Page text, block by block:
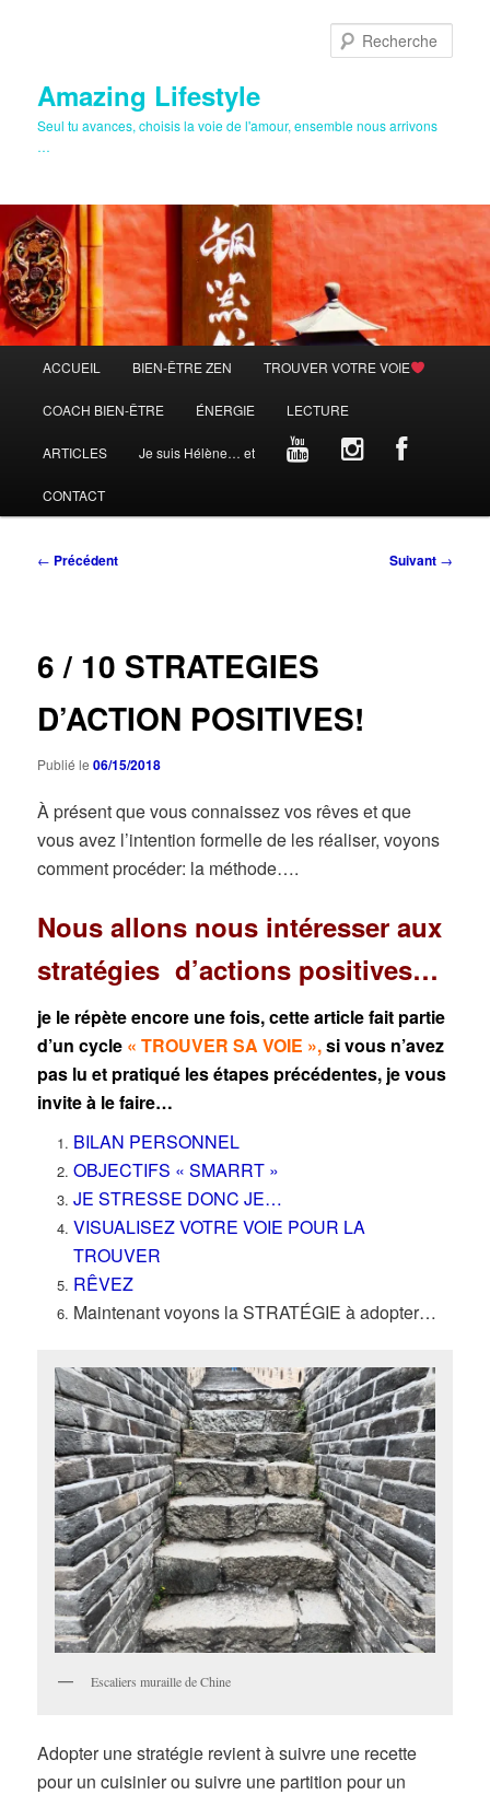
Amazing Lifestyle
Seul tu avances, choisis la voie de l'amour, ensemble nous arrivons
…
principal
ACCUEIL BIEN-ÊTRE ZEN TROUVER VOTRE VOIE
COACH BIEN-ÊTRE ÉNERGIE LECTURE
ARTICLES Je suis Hélène… et
CONTACT
Navigation
← Précédent Suivant →
6 / 10 STRATEGIES
D’ACTION POSITIVES!
Publié le06/15/2018
À présent que vous connaissez vos rêves et que
vous avez l’intention formelle de les réaliser, voyons
comment procéder: la méthode….
Nous allons nous intéresser aux
stratégies d’actions positives…
je le répète encore une fois, cette article fait partie
d’un cycle « TROUVER SA VOIE »,si vous n’avez
pas lu et pratiqué les étapes précédentes, je vous
invite à le faire…
BILAN PERSONNEL
OBJECTIFS « SMARRT »
JE STRESSE DONC JE…
VISUALISEZ VOTRE VOIE POUR LA
TROUVER
RÊVEZ
Maintenant voyons la STRATÉGIE à adopter…
Escaliers muraille de Chine
Adopter une stratégie revient à suivre une recette
pour un cuisinier ou suivre une partition pour un